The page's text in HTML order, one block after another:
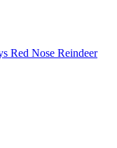
Red Nose Reindeer